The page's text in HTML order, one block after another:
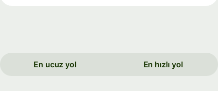
En ucuz yol En hızlı yol